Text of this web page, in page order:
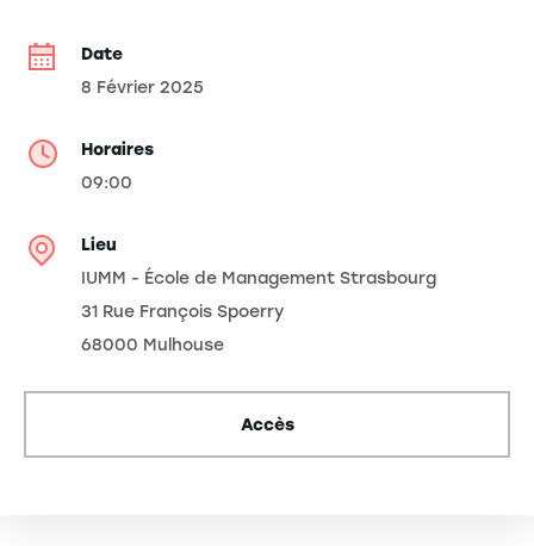
Date
8 Février 2025
Horaires
09:00
Lieu
IUMM - École de Management Strasbourg
31 Rue François Spoerry
68000 Mulhouse
Accès